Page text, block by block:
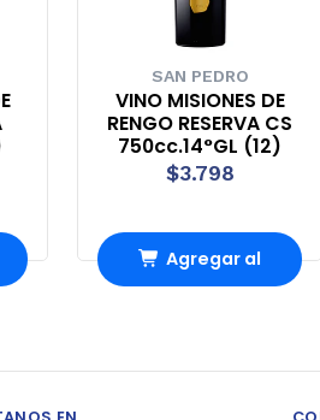
SAN PEDRO
VINO MISIONES DE
RENGO RESERVA CS
750cc.14°GL (12)
$3.798
Agregar al